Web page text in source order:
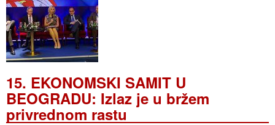
15. EKONOMSKI SAMIT U
BEOGRADU: Izlaz je u bržem
privrednom rastu